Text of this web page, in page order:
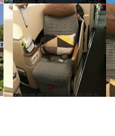
2014.10.29
『ナルニア国物語』にも登場する 大聖堂のごとき威厳に満ちた洞窟
旅＆お出かけ
2016.1.11
エコノミーなのにビジネスクラスへ!? アップグレードされるための条件とは？
旅＆お出かけ